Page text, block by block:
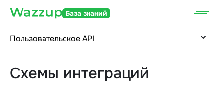
База знаний
Пользовательское API
Схемы интеграций